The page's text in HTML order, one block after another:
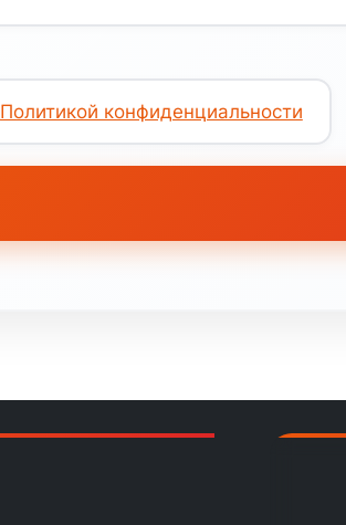
Политикой конфиденциальности